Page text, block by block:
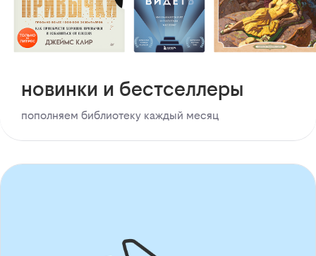
новинки и бестселлеры
пополняем библиотеку каждый месяц